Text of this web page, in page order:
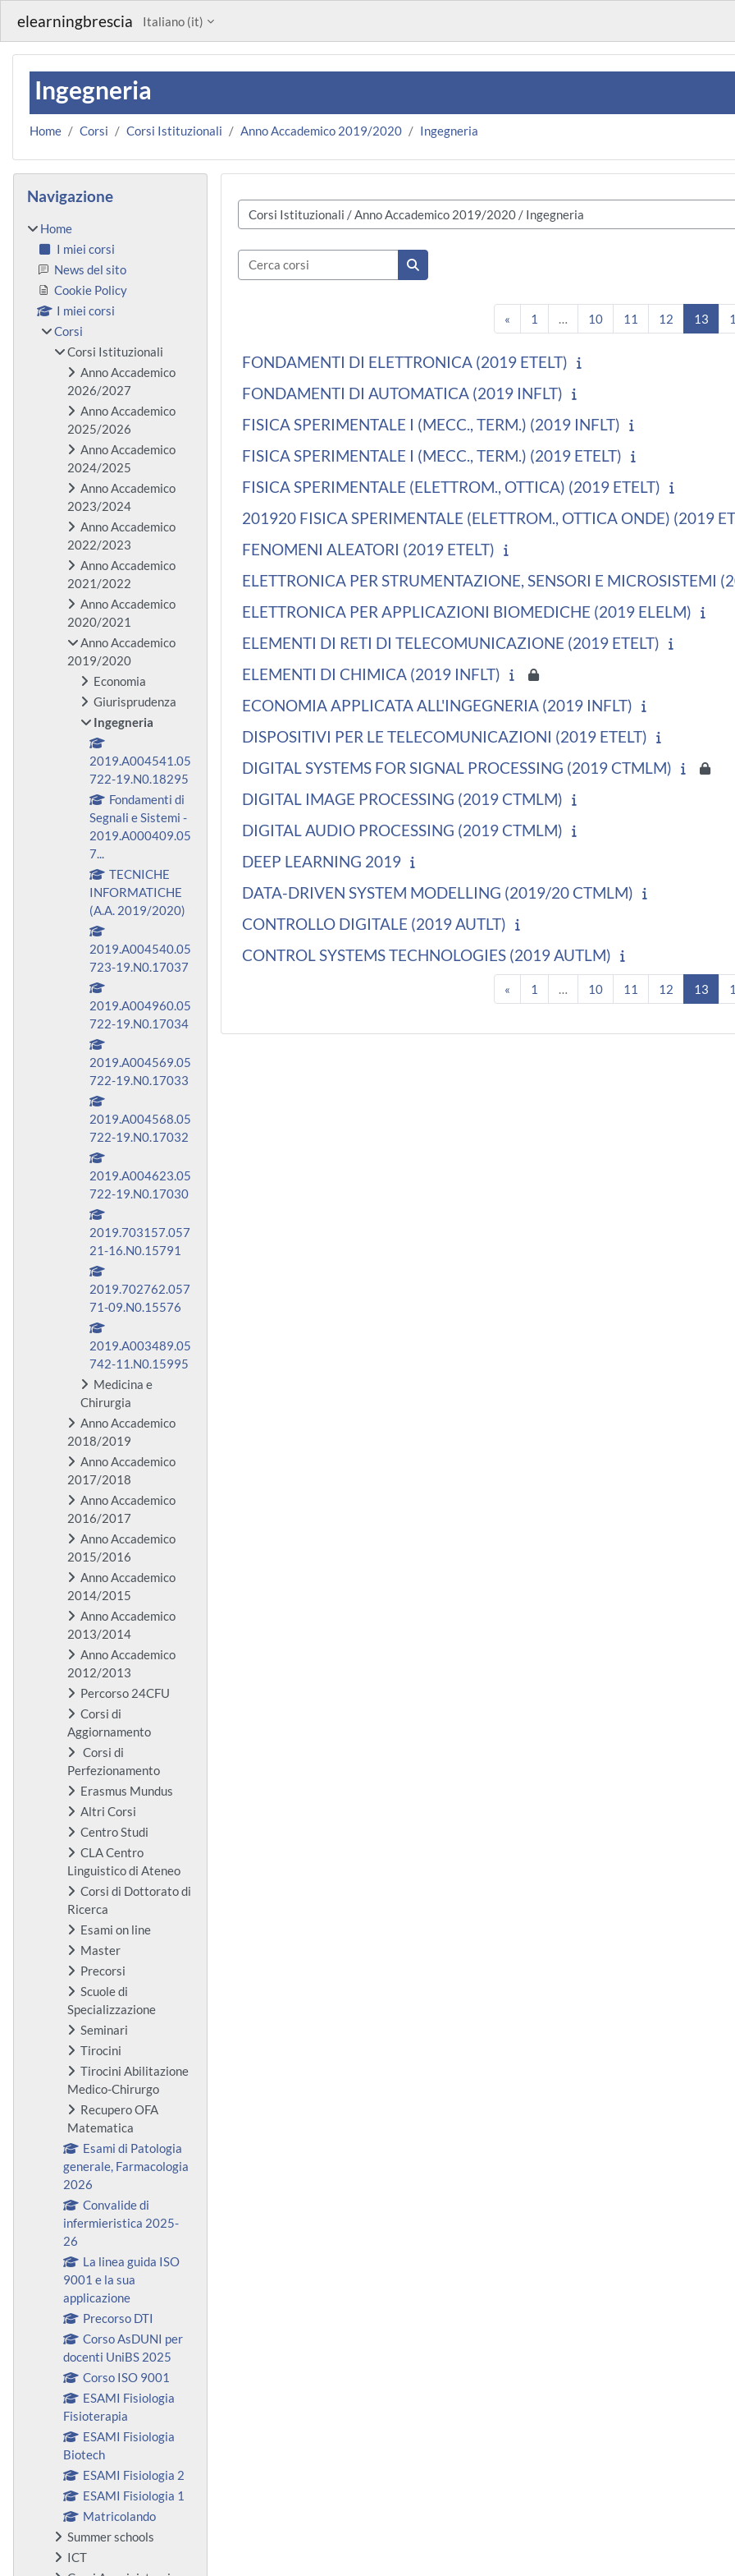
elearningbrescia Italiano ‎(it)‎
Ingegneria
Home Corsi Corsi Istituzionali Anno Accademico 2019/2020 Ingegneria
Categorie di corso
Cerca corsi
Cerca corsi
«Pagina precedente
1 10Pagina 10
11 Pagina 11
12Pagina 12
13
FONDAMENTI DI ELETTRONICA (2019 ETELT)
FONDAMENTI DI AUTOMATICA (2019 INFLT)
FISICA SPERIMENTALE I (MECC., TERM.) (2019 INFLT)
FISICA SPERIMENTALE I (MECC., TERM.) (2019 ETELT)
FISICA SPERIMENTALE (ELETTROM., OTTICA) (2019 ETELT)
201920 FISICA SPERIMENTALE (ELETTROM., OTTICA ONDE) (2019
FENOMENI ALEATORI (2019 ETELT)
ELETTRONICA PER STRUMENTAZIONE, SENSORI E MICROSISTEMI
ELETTRONICA PER APPLICAZIONI BIOMEDICHE (2019 ELELM)
ELEMENTI DI RETI DI TELECOMUNICAZIONE (2019 ETELT)
ELEMENTI DI CHIMICA (2019 INFLT)
ECONOMIA APPLICATA ALL'INGEGNERIA (2019 INFLT)
DISPOSITIVI PER LE TELECOMUNICAZIONI (2019 ETELT)
DIGITAL SYSTEMS FOR SIGNAL PROCESSING (2019 CTMLM)
DIGITAL IMAGE PROCESSING (2019 CTMLM)
DIGITAL AUDIO PROCESSING (2019 CTMLM)
DEEP LEARNING 2019
DATA-DRIVEN SYSTEM MODELLING (2019/20 CTMLM)
CONTROLLO DIGITALE (2019 AUTLT)
CONTROL SYSTEMS TECHNOLOGIES (2019 AUTLM)
«Pagina precedente
1 10Pagina 10
11 Pagina 11
12Pagina 12
13
Blocchi
Navigazione
Home
I miei corsi
News del sito
Cookie Policy
I miei corsi
Corsi
Corsi Istituzionali
Anno Accademico
2026/2027
Anno Accademico
2025/2026
Anno Accademico
2024/2025
Anno Accademico
2023/2024
Anno Accademico
2022/2023
Anno Accademico
2021/2022
Anno Accademico
2020/2021
Anno Accademico
2019/2020
Economia
Giurisprudenza
Ingegneria
2019.A004541.05
722-19.N0.18295
Fondamenti di
Segnali e Sistemi -
2019.A000409.05
7...
TECNICHE
INFORMATICHE
(A.A. 2019/2020)
2019.A004540.05
723-19.N0.17037
2019.A004960.05
722-19.N0.17034
2019.A004569.05
722-19.N0.17033
2019.A004568.05
722-19.N0.17032
2019.A004623.05
722-19.N0.17030
2019.703157.057
21-16.N0.15791
2019.702762.057
71-09.N0.15576
2019.A003489.05
742-11.N0.15995
Medicina e
Chirurgia
Anno Accademico
2018/2019
Anno Accademico
2017/2018
Anno Accademico
2016/2017
Anno Accademico
2015/2016
Anno Accademico
2014/2015
Anno Accademico
2013/2014
Anno Accademico
2012/2013
Percorso 24CFU
Corsi di
Aggiornamento
Corsi di
Perfezionamento
Erasmus Mundus
Altri Corsi
Centro Studi
CLA Centro
Linguistico di Ateneo
Corsi di Dottorato di
Ricerca
Esami on line
Master
Precorsi
Scuole di
Specializzazione
Seminari
Tirocini
Tirocini Abilitazione
Medico-Chirurgo
Recupero OFA
Matematica
Esami di Patologia
generale, Farmacologia
2026
Convalide di
infermieristica 2025-
26
La linea guida ISO
9001 e la sua
applicazione
Precorso DTI
Corso AsDUNI per
docenti UniBS 2025
Corso ISO 9001
ESAMI Fisiologia
Fisioterapia
ESAMI Fisiologia
Biotech
ESAMI Fisiologia 2
ESAMI Fisiologia 1
Matricolando
Summer schools
ICT